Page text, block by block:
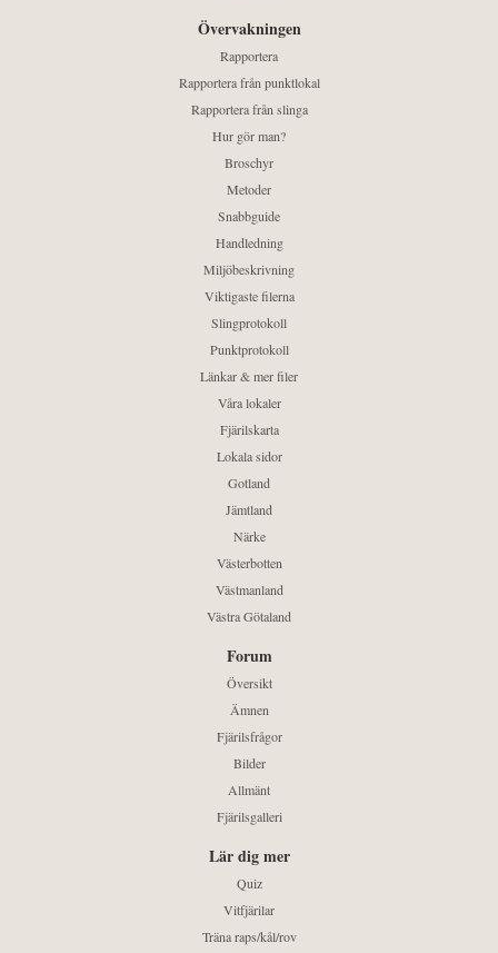
Övervakningen
Rapportera
Rapportera från punktlokal
Rapportera från slinga
Hur gör man?
Broschyr
Metoder
Snabbguide
Handledning
Miljöbeskrivning
Viktigaste filerna
Slingprotokoll
Punktprotokoll
Länkar & mer filer
Våra lokaler
Fjärilskarta
Lokala sidor
Gotland
Jämtland
Närke
Västerbotten
Västmanland
Västra Götaland
Forum
Översikt
Ämnen
Fjärilsfrågor
Bilder
Allmänt
Fjärilsgalleri
Lär dig mer
Quiz
Vitfjärilar
Träna raps/kål/rov